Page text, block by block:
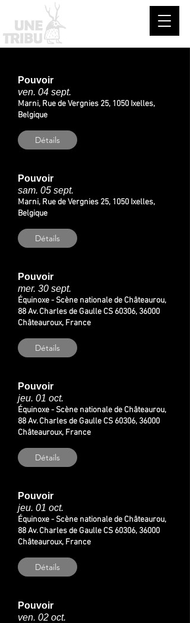
Pouvoir
ven. 04 sept.
Marni, Rue de Vergnies 25, 1050 Ixelles,
Belgique
Détails
Pouvoir
sam. 05 sept.
Marni, Rue de Vergnies 25, 1050 Ixelles,
Belgique
Détails
Pouvoir
mer. 30 sept.
Équinoxe - Scène nationale de Châteaurou,
88 Av. Charles de Gaulle CS 60306, 36000
Châteauroux, France
Détails
Pouvoir
jeu. 01 oct.
Équinoxe - Scène nationale de Châteaurou,
88 Av. Charles de Gaulle CS 60306, 36000
Châteauroux, France
Détails
Pouvoir
jeu. 01 oct.
Équinoxe - Scène nationale de Châteaurou,
88 Av. Charles de Gaulle CS 60306, 36000
Châteauroux, France
Détails
Pouvoir
ven. 02 oct.